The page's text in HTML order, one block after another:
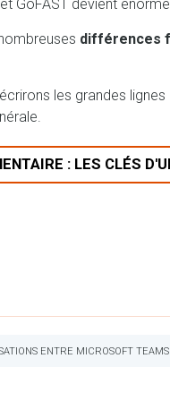
GoFAST devient
différences
les grandes
: LES CLÉS
ENTRE MICROSOFT